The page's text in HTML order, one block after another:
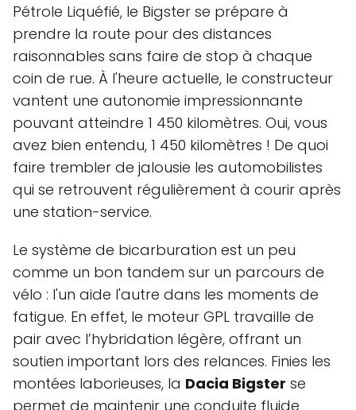
Pétrole Liquéfié, le Bigster se prépare à
prendre la route pour des distances
raisonnables sans faire de stop à chaque
coin de rue. À l'heure actuelle, le constructeur
vantent une autonomie impressionnante
pouvant atteindre 1 450 kilomètres. Oui, vous
avez bien entendu, 1 450 kilomètres ! De quoi
faire trembler de jalousie les automobilistes
qui se retrouvent régulièrement à courir après
une station-service.
Le système de bicarburation est un peu
comme un bon tandem sur un parcours de
vélo : l'un aide l'autre dans les moments de
fatigue. En effet, le moteur GPL travaille de
pair avec l’hybridation légère, offrant un
soutien important lors des relances. Finies les
montées laborieuses, la Dacia Bigster se
permet de maintenir une conduite fluide